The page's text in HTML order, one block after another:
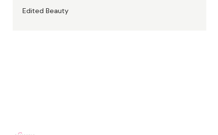
Edited Beauty